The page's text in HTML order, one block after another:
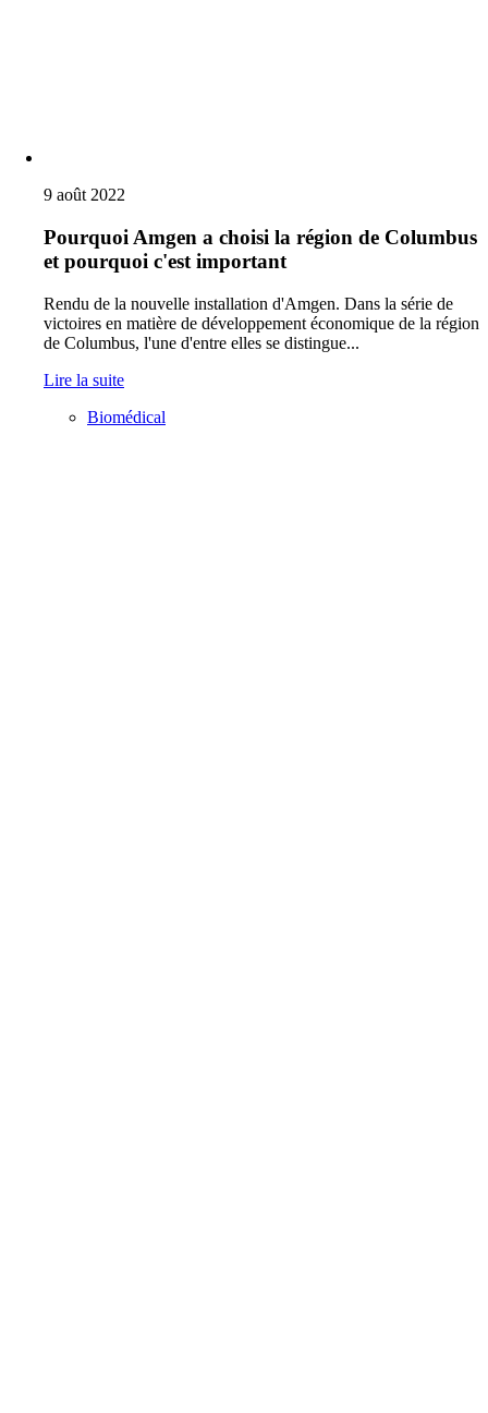
9 août 2022
Pourquoi Amgen a choisi la région de Columbus
et pourquoi c'est important
Rendu de la nouvelle installation d'Amgen. Dans la série de
victoires en matière de développement économique de la région
de Columbus, l'une d'entre elles se distingue...
Lire la suite
Biomédical